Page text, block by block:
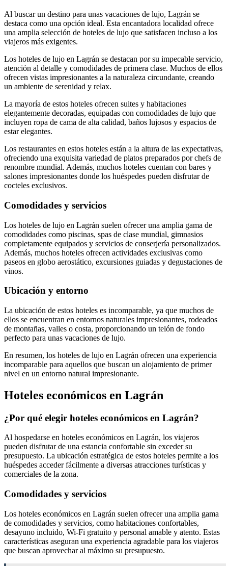
Al buscar un destino para unas vacaciones de lujo, Lagrán se
destaca como una opción ideal. Esta encantadora localidad ofrece
una amplia selección de hoteles de lujo que satisfacen incluso a los
viajeros más exigentes.
Los hoteles de lujo en Lagrán se destacan por su impecable servicio,
atención al detalle y comodidades de primera clase. Muchos de ellos
ofrecen vistas impresionantes a la naturaleza circundante, creando
un ambiente de serenidad y relax.
La mayoría de estos hoteles ofrecen suites y habitaciones
elegantemente decoradas, equipadas con comodidades de lujo que
incluyen ropa de cama de alta calidad, baños lujosos y espacios de
estar elegantes.
Los restaurantes en estos hoteles están a la altura de las expectativas,
ofreciendo una exquisita variedad de platos preparados por chefs de
renombre mundial. Además, muchos hoteles cuentan con bares y
salones impresionantes donde los huéspedes pueden disfrutar de
cocteles exclusivos.
Comodidades y servicios
Los hoteles de lujo en Lagrán suelen ofrecer una amplia gama de
comodidades como piscinas, spas de clase mundial, gimnasios
completamente equipados y servicios de conserjería personalizados.
Además, muchos hoteles ofrecen actividades exclusivas como
paseos en globo aerostático, excursiones guiadas y degustaciones de
vinos.
Ubicación y entorno
La ubicación de estos hoteles es incomparable, ya que muchos de
ellos se encuentran en entornos naturales impresionantes, rodeados
de montañas, valles o costa, proporcionando un telón de fondo
perfecto para unas vacaciones de lujo.
En resumen, los hoteles de lujo en Lagrán ofrecen una experiencia
incomparable para aquellos que buscan un alojamiento de primer
nivel en un entorno natural impresionante.
Hoteles económicos en Lagrán
¿Por qué elegir hoteles económicos en Lagrán?
Al hospedarse en hoteles económicos en Lagrán, los viajeros
pueden disfrutar de una estancia confortable sin exceder su
presupuesto. La ubicación estratégica de estos hoteles permite a los
huéspedes acceder fácilmente a diversas atracciones turísticas y
comerciales de la zona.
Comodidades y servicios
Los hoteles económicos en Lagrán suelen ofrecer una amplia gama
de comodidades y servicios, como habitaciones confortables,
desayuno incluido, Wi-Fi gratuito y personal amable y atento. Estas
características aseguran una experiencia agradable para los viajeros
que buscan aprovechar al máximo su presupuesto.